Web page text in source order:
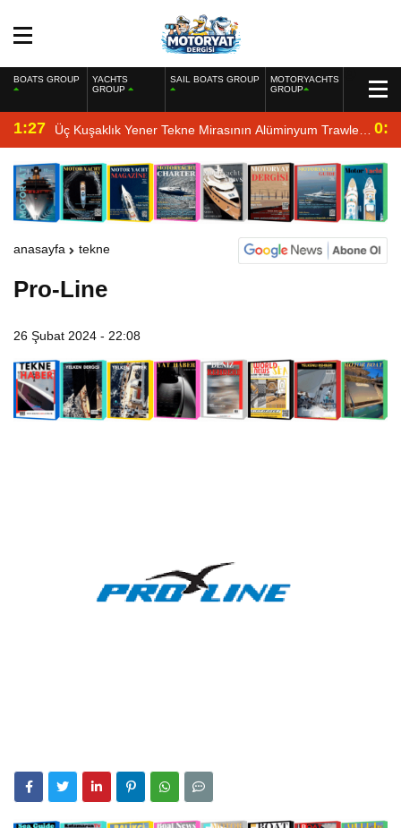
BOATS GROUP
YACHTS
GROUP
SAIL BOATS GROUP
MOTORYACHTS
GROUP
1:27 Üç Kuşaklık Yener Tekne Mirasının Alüminyum Trawler
Yorumu
anasayfa tekne
Pro-Line
26 Şubat 2024 - 22:08